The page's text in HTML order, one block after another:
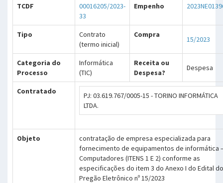
TCDF
00016205/2023-
33
Empenho
Tipo
Contrato
(termo inicial)
Compra
15/2023
Categoria do
Processo
Informática
(TIC)
Receita ou
Despesa?
Despesa
Contratado
PJ: 03.619.767/0005-15 - TORINO INFORMÁTICA
LTDA.
Objeto
contratação de empresa especializada para
fornecimento de equipamentos de informática
Computadores (ITENS 1 E 2) conforme as
especificações do item 3 do Anexo I do Edital do
Pregão Eletrônico nº 15/2023